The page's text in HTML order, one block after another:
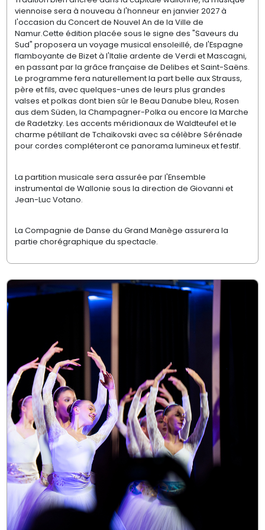
viennoise sera à nouveau à l'honneur en janvier 2027 à
l'occasion du Concert de Nouvel An de la Ville de
Namur.Cette édition placée sous le signe des "Saveurs du
Sud" proposera un voyage musical ensoleillé, de l'Espagne
flamboyante de Bizet à l'Italie ardente de Verdi et Mascagni,
en passant par la grâce française de Delibes et Saint-Saëns.
Le programme fera naturellement la part belle aux Strauss,
père et fils, avec quelques-unes de leurs plus grandes
valses et polkas dont bien sûr le Beau Danube bleu, Rosen
aus dem Süden, la Champagner-Polka ou encore la Marche
de Radetzky. Les accents méridionaux de Waldteufel et le
charme pétillant de Tchaïkovski avec sa célèbre Sérénade
pour cordes compléteront ce panorama lumineux et festif.
La partition musicale sera assurée par l'Ensemble
instrumental de Wallonie sous la direction de Giovanni et
Jean-Luc Votano.
La Compagnie de Danse du Grand Manège assurera la
partie chorégraphique du spectacle.